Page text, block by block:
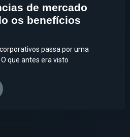
de mercado
os benefícios
passa por uma
que antes era visto